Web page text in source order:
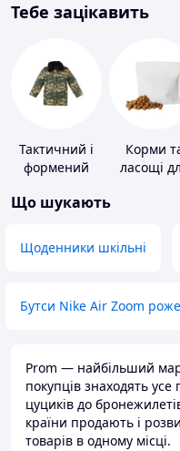
Тебе зацікавить
Тактичний і
формений
Корми
ласощі
Що шукають
Щоденники шкільні
Бутси Nike Air Zoom
Prom — найбільший
покупців знаходять
цуциків до
країни продають і
товарів в одному місці.